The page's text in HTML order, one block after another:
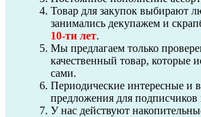
Товар для закупок выбирают
занимались декупажем и
10-ти лет.
Мы предлагаем только
качественный товар, которые
сами.
Периодические интересные и
предложения для подписчиков
У нас действуют